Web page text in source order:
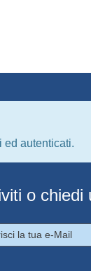
ed autenticati.
o chiedi